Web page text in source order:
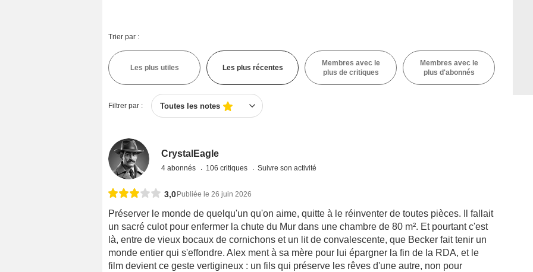
Trier par :
Les plus utiles Les plus récentes
Membres avec le
plus de critiques
Membres avec le
plus d'abonnés
Filtrer par : Toutes les notes
CrystalEagle
4 abonnés 106 critiques Suivre son activité
3,0 Publiée le 26 juin 2026
Préserver le monde de quelqu'un qu'on aime, quitte à le réinventer de toutes pièces. Il fallait
un sacré culot pour enfermer la chute du Mur dans une chambre de 80 m². Et pourtant c'est
là, entre de vieux bocaux de cornichons et un lit de convalescente, que Becker fait tenir un
monde entier qui s'effondre. Alex ment à sa mère pour lui épargner la fin de la RDA, et le
film devient ce geste vertigineux : un fils qui préserve les rêves d'une autre, non pour